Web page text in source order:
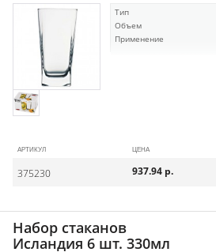
Тип
Объем
Применение
АРТИКУЛ ЦЕНА
375230 937.94 р.
Набор стаканов
Исландия 6 шт. 330мл